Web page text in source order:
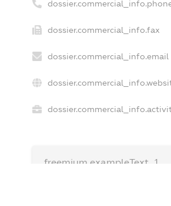
dossier.commercial_info.fax
dossier.commercial_info.email
freemium.exampleText_1